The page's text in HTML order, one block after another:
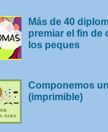
Más de 40
premiar el fin de
los peques
Componemos
(imprimible)